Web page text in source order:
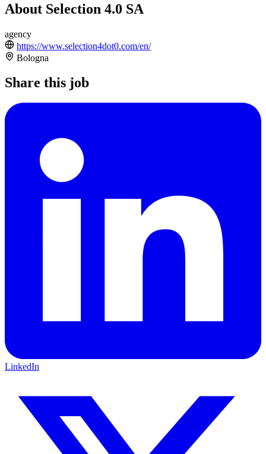
About Selection 4.0 SA
agency
https://www.selection4dot0.com/en/
Bologna
Share this job
LinkedIn